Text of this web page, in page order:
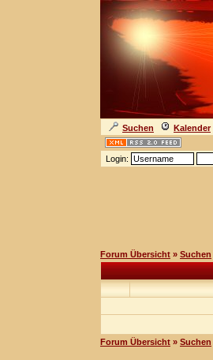
Suchen Kalender
Login:
Forum Übersicht » Suchen
Forum Übersicht » Suchen